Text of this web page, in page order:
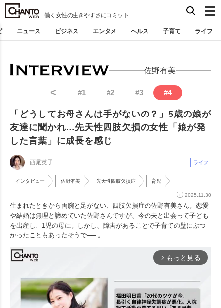
働く女性の生きやすさにコミット
ニュース ビジネス エンタメ ヘルス 子育て ライフ
佐野有美
< #1 #2 #3 #4
「どうしてお母さんは手がないの？」5歳の娘が
友達に聞かれ…先天性四肢欠損の女性「娘が発
した言葉」に成長を感じ
西尾英子 ライフ
インタビュー 佐野有美 先天性四肢欠損症 育児
2025.11.30
生まれたときから両腕と足がない、四肢欠損症の佐野有美さん。恋愛
や結婚は無理と諦めていた佐野さんですが、今の夫と出会って子ども
を出産し、1児の母に。しかし、障害があることで子育ての壁にぶつ
かったこともあったそうで── 。
arrow_forward_ios もっと見る